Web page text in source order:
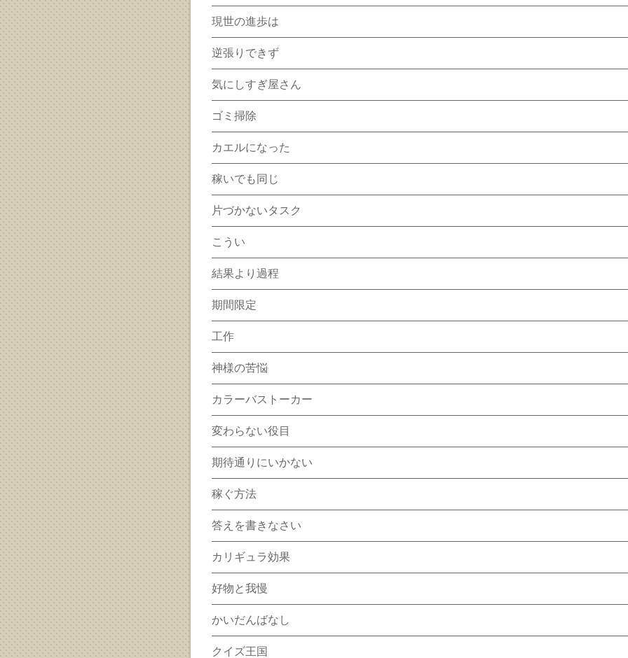
現世の進歩は
逆張りできず
気にしすぎ屋さん
ゴミ掃除
カエルになった
稼いでも同じ
片づかないタスク
こうい
結果より過程
期間限定
工作
神様の苦悩
カラーバストーカー
変わらない役目
期待通りにいかない
稼ぐ方法
答えを書きなさい
カリギュラ効果
好物と我慢
かいだんばなし
クイズ王国